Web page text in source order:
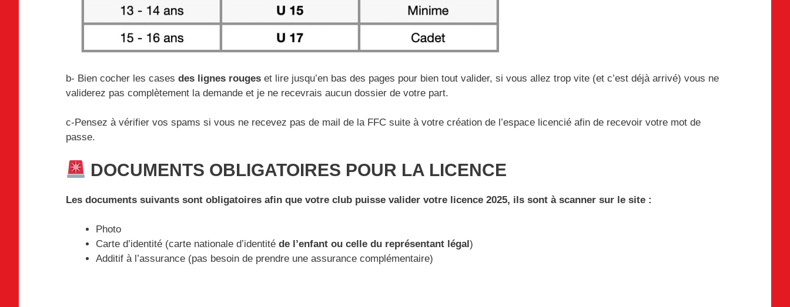
b- Bien cocher les cases des lignes rouges et lire jusqu’en bas des pages pour bien tout valider, si vous allez trop vite (et c’est déjà arrivé) vous ne
validerez pas complètement la demande et je ne recevrais aucun dossier de votre part.
c-Pensez à vérifier vos spams si vous ne recevez pas de mail de la FFC suite à votre création de l’espace licencié afin de recevoir votre mot de
passe.
DOCUMENTS OBLIGATOIRES POUR LA LICENCE
Les documents suivants sont obligatoires afin que votre club puisse valider votre licence 2025, ils sont à scanner sur le site :
Photo
Carte d’identité (carte nationale d’identité de l’enfant ou celle du représentant légal )
Additif à l’assurance (pas besoin de prendre une assurance complémentaire)